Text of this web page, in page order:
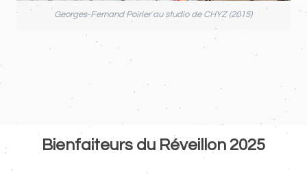
Georges-Fernand Poirier au studio de CHYZ (2015)
Bienfaiteurs du Réveillon 2025